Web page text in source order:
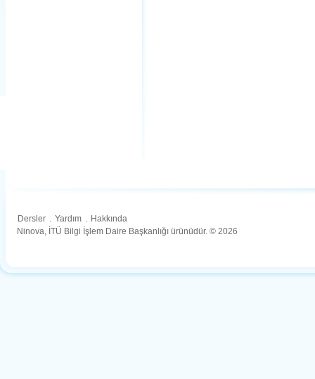
Dersler . Yardım . Hakkında
Ninova, İTÜ Bilgi İşlem Daire Başkanlığı ürünüdür. © 2026